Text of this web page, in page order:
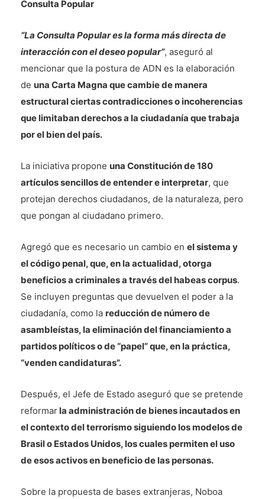
Consulta Popular
“La Consulta Popular es la forma más directa de
interacción con el deseo popular”, aseguró al
mencionar que la postura de ADN es la elaboración
de una Carta Magna que cambie de manera
estructural ciertas contradicciones o incoherencias
que limitaban derechos a la ciudadanía que trabaja
por el bien del país.
La iniciativa propone una Constitución de 180
artículos sencillos de entender e interpretar, que
protejan derechos ciudadanos, de la naturaleza, pero
que pongan al ciudadano primero.
Agregó que es necesario un cambio en el sistema y
el código penal, que, en la actualidad, otorga
beneficios a criminales a través del habeas corpus.
Se incluyen preguntas que devuelven el poder a la
ciudadanía, como la reducción de número de
asambleístas, la eliminación del financiamiento a
partidos políticos o de “papel” que, en la práctica,
“venden candidaturas”.
Después, el Jefe de Estado aseguró que se pretende
reformar la administración de bienes incautados en
el contexto del terrorismo siguiendo los modelos de
Brasil o Estados Unidos, los cuales permiten el uso
de esos activos en beneficio de las personas.
Sobre la propuesta de bases extranjeras, Noboa